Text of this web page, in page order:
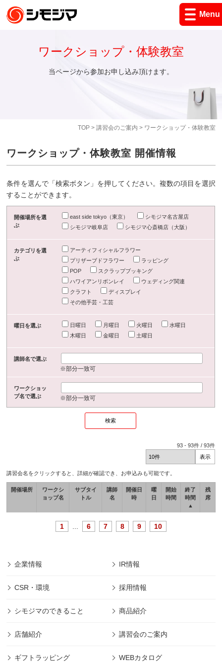
Menu
TOP> 講習会のご案内 > ワークショップ・体験教室
ワークショップ・体験教室
当ページから参加お申し込み頂けます。
ワークショップ・体験教室 開催情報
条件を選んで「検索ボタン」を押してください。複数の項目を選択
することができます。
開催場所を選
ぶ
east side tokyo（東京）
シモジマ名古屋店
シモジマ岐阜店
シモジマ心斎橋店（大阪）
カテゴリを選
ぶ
アーティフィシャルフラワー
プリザーブドフラワー
ラッピング
POP
スクラップブッキング
ハワイアンリボンレイ
ウェディング関連
クラフト
ディスプレイ
その他手芸・工芸
曜日を選ぶ 日曜日 月曜日 火曜日
水曜日
木曜日
金曜日 土曜日
講師名で選ぶ
※部分一致可
ワークショッ
プ名で選ぶ
※部分一致可
93 -93件 /93件
講習会名をクリックすると、詳細が確認でき、お申込みも可能です。
開催場所
ワークシ
ョップ名
サブタイ
トル
講師
名
開催日
時
曜
日
開始
時間
終了
時間
▲
残
席
1 6 7 8 9 10
企業情報 IR情報
CSR・環境 採用情報
シモジマのできること 商品紹介
店舗紹介 講習会のご案内
ギフトラッピング WEBカタログ